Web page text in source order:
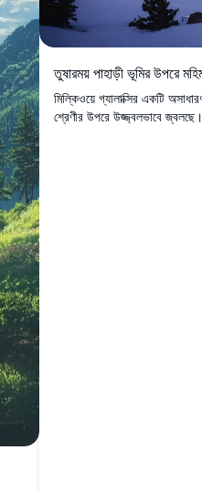
তুষারময় পাহাড়ী ভূমির উপরে
মিল্কিওয়ে গ্যালাক্সির একটি
শ্রেণীর উপরে উজ্জ্বলভাবে